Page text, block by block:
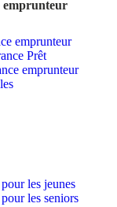
emprunteur
emprunteur
Prêt
emprunteur
les jeunes
les seniors